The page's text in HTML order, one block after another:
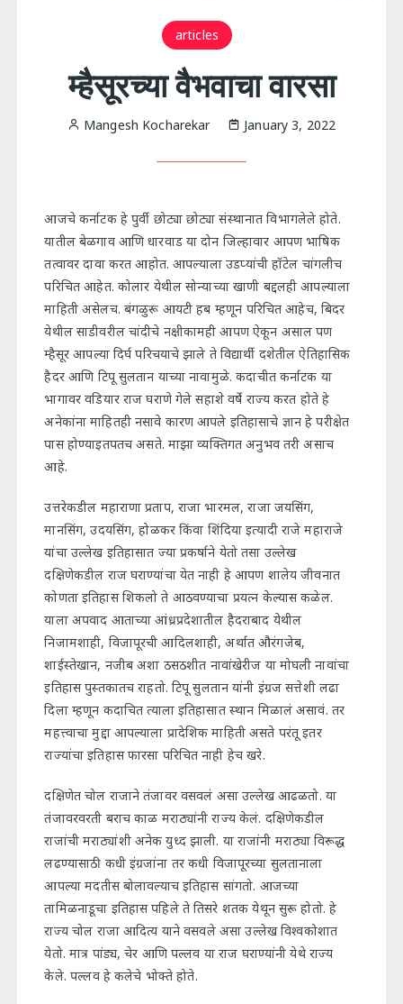
articles
म्हैसूरच्या वैभवाचा वारसा
Mangesh Kocharekar January 3, 2022
आजचे कर्नाटक हे पुर्वी छोट्या छोट्या संस्थानात विभागलेले होते.
यातील बेळगाव आणि धारवाड या दोन जिल्हावार आपण भाषिक
तत्वावर दावा करत आहोत. आपल्याला उडप्यांची हॉटेल चांगलीच
परिचित आहेत. कोलार येथील सोन्याच्या खाणी बद्दलही आपल्याला
माहिती असेलच. बंगळुरू आयटी हब म्हणून परिचित आहेच, बिदर
येथील साडीवरील चांदीचे नक्षीकामही आपण ऐकून असाल पण
म्हैसूर आपल्या दिर्घ परिचयाचे झाले ते विद्यार्थी दशेतील ऐतिहासिक
हैदर आणि टिपू सुलतान याच्या नावामुळे. कदाचीत कर्नाटक या
भागावर वडियार राज घराणे गेले सहाशे वर्षे राज्य करत होते हे
अनेकांना माहितही नसावे कारण आपले इतिहासाचे ज्ञान हे परीक्षेत
पास होण्याइतपतच असते. माझा व्यक्तिगत अनुभव तरी असाच
आहे.
उत्तरेकडील महाराणा प्रताप, राजा भारमल, राजा जयसिंग,
मानसिंग, उदयसिंग, होळकर किंवा शिंदिया इत्यादी राजे महाराजे
यांचा उल्लेख इतिहासात ज्या प्रकर्षाने येतो तसा उल्लेख
दक्षिणेकडील राज घराण्यांचा येत नाही हे आपण शालेय जीवनात
कोणता इतिहास शिकलो ते आठवण्याचा प्रयत्न केल्यास कळेल.
याला अपवाद आताच्या आंध्रप्रदेशातील हैदराबाद येथील
निजामशाही, विजापूरची आदिलशाही, अर्थात औरंगजेब,
शाईस्तेखान, नजीब अशा ठसठशीत नावांखेरीज या मोघली नावांचा
इतिहास पुस्तकातच राहतो. टिपू सुलतान यांनी इंग्रज सत्तेशी लढा
दिला म्हणून कदाचित त्याला इतिहासात स्थान मिळालं असावं. तर
महत्त्वाचा मुद्दा आपल्याला प्रादेशिक माहिती असते परंतू इतर
राज्यांचा इतिहास फारसा परिचित नाही हेच खरे.
दक्षिणेत चोल राजाने तंजावर वसवलं असा उल्लेख आढळतो. या
तंजावरवरती बराच काळ मराठ्यांनी राज्य केलं. दक्षिणेकडील
राजांची मराठ्यांशी अनेक युध्द झाली. या राजांनी मराठ्या विरूद्ध
लढण्यासाठी कधी इंग्रजांना तर कधी विजापूरच्या सुलतानाला
आपल्या मदतीस बोलावल्याच इतिहास सांगतो. आजच्या
तामिळनाडूचा इतिहास पहिले ते तिसरे शतक येथून सुरू होतो. हे
राज्य चोल राजा आदित्य याने वसवले असा उल्लेख विश्वकोशात
येतो. मात्र पांड्य, चेर आणि पल्लव या राज घराण्यांनी येथे राज्य
केले. पल्लव हे कलेचे भोक्ते होते.